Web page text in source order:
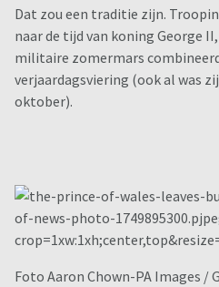
Dat zou een traditie zijn.
naar de tijd van koning George
militaire zomermars
verjaardagsviering (ook al was
oktober).
Foto Aaron Chown-PA Images /